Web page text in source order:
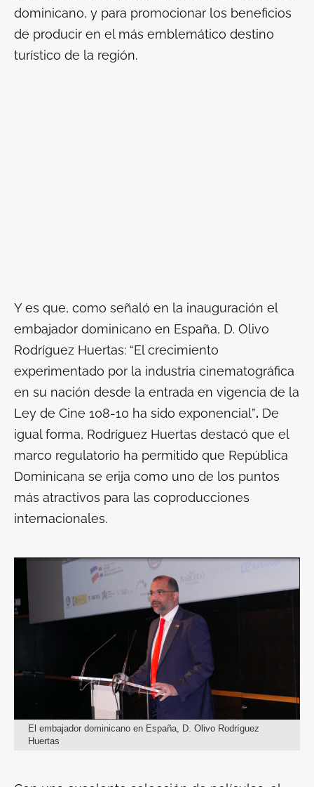
dominicano, y para promocionar los beneficios
de producir en el más emblemático destino
turístico de la región.
Y es que, como señaló en la inauguración el
embajador dominicano en España, D. Olivo
Rodríguez Huertas: “El crecimiento
experimentado por la industria cinematográfica
en su nación desde la entrada en vigencia de la
Ley de Cine 108-10 ha sido exponencial”. De
igual forma, Rodríguez Huertas destacó que el
marco regulatorio ha permitido que República
Dominicana se erija como uno de los puntos
más atractivos para las coproducciones
internacionales.
El embajador dominicano en España, D. Olivo Rodríguez
Huertas